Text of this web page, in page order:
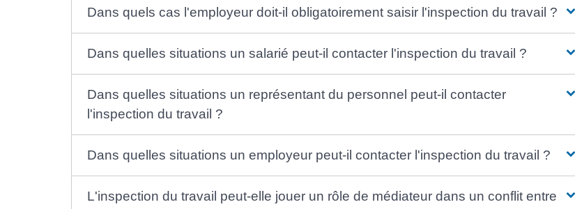
Dans quels cas l'employeur doit-il obligatoirement saisir l'inspection du travail ?
Dans quelles situations un salarié peut-il contacter l'inspection du travail ?
Dans quelles situations un représentant du personnel peut-il contacter
l'inspection du travail ?
Dans quelles situations un employeur peut-il contacter l'inspection du travail ?
L'inspection du travail peut-elle jouer un rôle de médiateur dans un conflit entre